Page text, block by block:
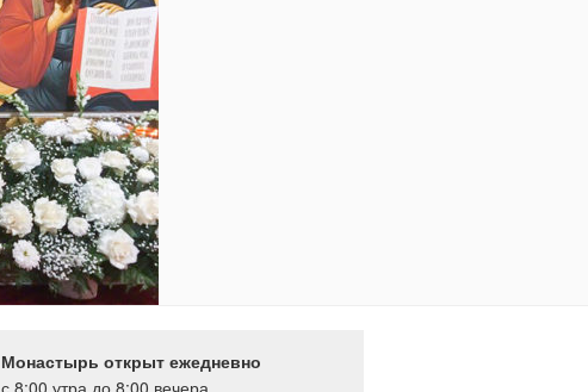
Монастырь открыт ежедневно
с 8:00 утра до 8:00 вечера